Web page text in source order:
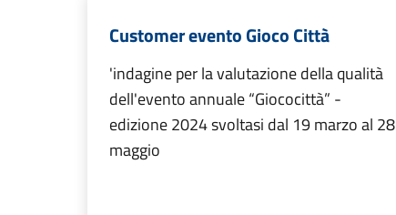
Customer evento Gioco Città
'indagine per la valutazione della qualità
dell'evento annuale “Giococittà” -
edizione 2024 svoltasi dal 19 marzo al 28
maggio